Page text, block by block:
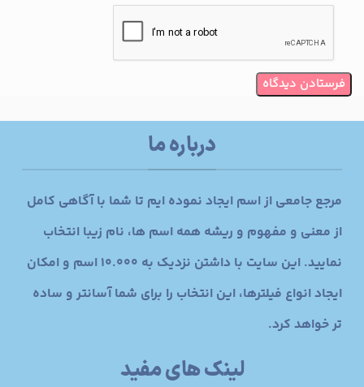
درباره ما
مرجع جامعی از اسم ایجاد نموده ایم تا شما با آگاهی کامل
از معنی و مفهوم و ریشه همه اسم ها، نام زیبا انتخاب
نمایید. این سایت با داشتن نزدیک به 10.000 اسم و امکان
ایجاد انواع فیلترها، این انتخاب را برای شما آسانتر و ساده
تر خواهد کرد.
لینک های مفید